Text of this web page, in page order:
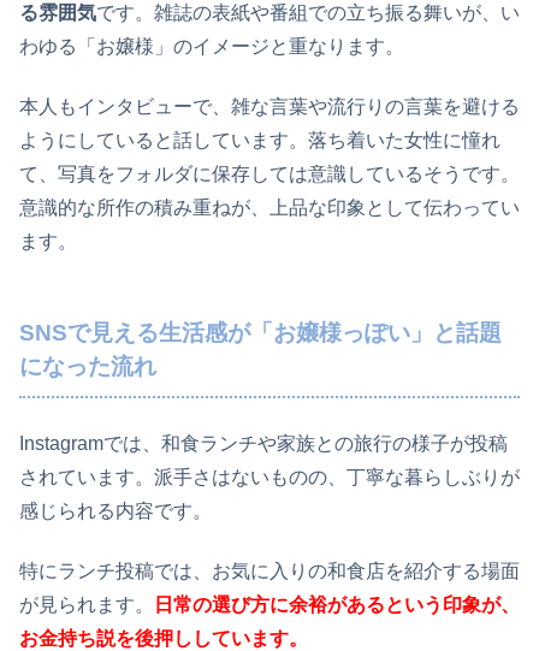
る雰囲気です。雑誌の表紙や番組での立ち振る舞いが、い
わゆる「お嬢様」のイメージと重なります。
本人もインタビューで、雑な言葉や流行りの言葉を避ける
ようにしていると話しています。落ち着いた女性に憧れ
て、写真をフォルダに保存しては意識しているそうです。
意識的な所作の積み重ねが、上品な印象として伝わってい
ます。
SNSで見える生活感が「お嬢様っぽい」と話題
になった流れ
Instagramでは、和食ランチや家族との旅行の様子が投稿
されています。派手さはないものの、丁寧な暮らしぶりが
感じられる内容です。
特にランチ投稿では、お気に入りの和食店を紹介する場面
が見られます。
日常の選び方に余裕があるという印象が、
お金持ち説を後押ししています。